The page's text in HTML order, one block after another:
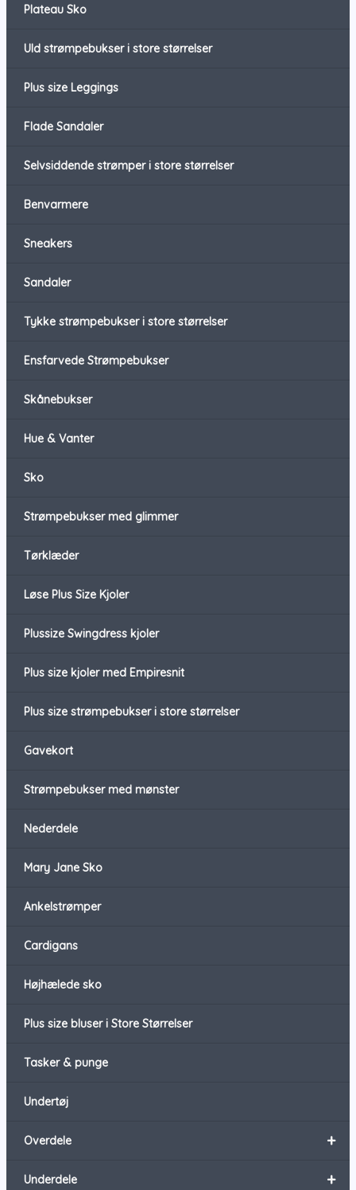
Plateau Sko
Uld strømpebukser i store størrelser
Plus size Leggings
Flade Sandaler
Selvsiddende strømper i store størrelser
Benvarmere
Sneakers
Sandaler
Tykke strømpebukser i store størrelser
Ensfarvede Strømpebukser
Skånebukser
Hue & Vanter
Sko
Strømpebukser med glimmer
Tørklæder
Løse Plus Size Kjoler
Plussize Swingdress kjoler
Plus size kjoler med Empiresnit
Plus size strømpebukser i store størrelser
Gavekort
Strømpebukser med mønster
Nederdele
Mary Jane Sko
Ankelstrømper
Cardigans
Højhælede sko
Plus size bluser i Store Størrelser
Tasker & punge
Undertøj
+
Overdele
+
Underdele